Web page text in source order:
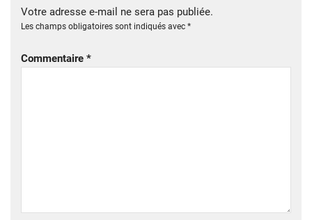
Votre adresse e-mail ne sera pas publiée.
Les champs obligatoires sont indiqués avec *
Commentaire *